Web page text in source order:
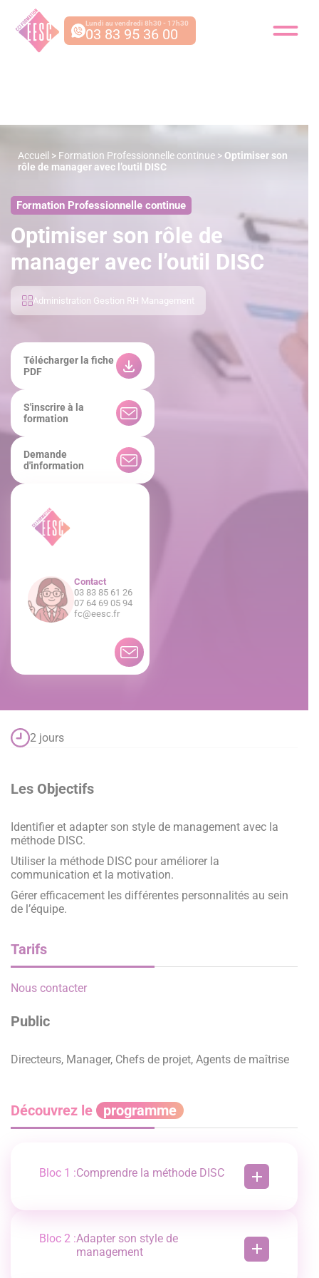
Lundi au vendredi 8h30 - 17h30
03 83 95 36 00
Accueil > Formation Professionnelle continue > Optimiser son
rôle de manager avec l’outil DISC
Formation Professionnelle continue
Optimiser son rôle de
manager avec l’outil DISC
Administration Gestion RH Management
Télécharger la fiche
PDF
S'inscrire à la
formation
Demande
d'information
Contact
03 83 85 61 26
07 64 69 05 94
fc@eesc.fr
2 jours
Les Objectifs
Identifier et adapter son style de management avec la
méthode DISC.
Utiliser la méthode DISC pour améliorer la
communication et la motivation.
Gérer efficacement les différentes personnalités au sein
de l’équipe.
Tarifs
Nous contacter
Public
Directeurs, Manager, Chefs de projet, Agents de maîtrise
Découvrez le programme
Bloc 1 :Comprendre la méthode DISC
typologies.
Dominance, Influence, Stabilité, Conformité.
Remise de l’évaluation DISC à chaque
Bloc 2 :Adapter son style de
management